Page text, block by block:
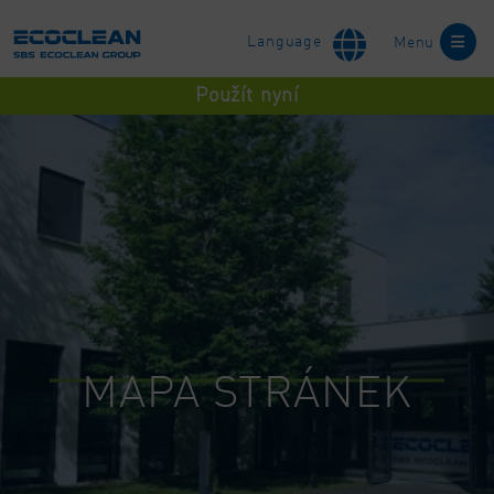
Použít nyní
Language Menu
MAPA STRÁNEK